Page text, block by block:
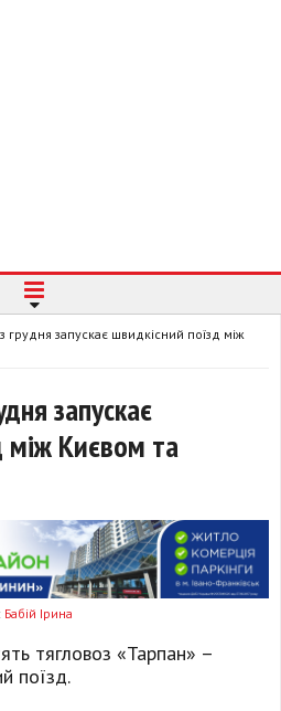
грудня запускає швидкісний поїзд між
запускає
між Києвом та
Бабій Ірина
тягловоз «Тарпан» –
поїзд.